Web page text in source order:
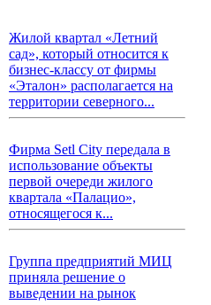
Жилой квартал «Летний
сад», который относится к
бизнес-классу от фирмы
«Эталон» располагается на
территории северного...
Фирма Setl City передала в
использование объекты
первой очереди жилого
квартала «Палацио»,
относящегося к...
Группа предприятий МИЦ
приняла решение о
выведении на рынок